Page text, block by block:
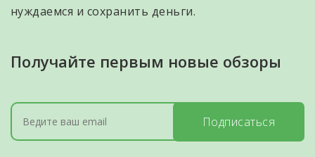
нуждаемся и сохранить деньги.
Получайте первым новые обзоры
Подписаться